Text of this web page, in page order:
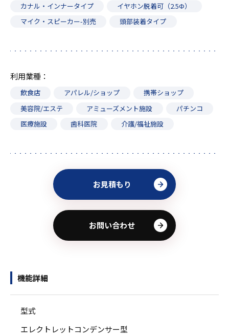
カナル・インナータイプ
イヤホン脱着可（2.5Ф）
マイク・スピーカー-別売
頭部装着タイプ
利用業種
飲食店 アパレル/ショップ
携帯ショップ
美容院/エステ
アミューズメント施設
パチンコ
医療施設
歯科医院 介護/福祉施設
お見積もり
お問い合わせ
機能詳細
型式
エレクトレットコンデンサー型